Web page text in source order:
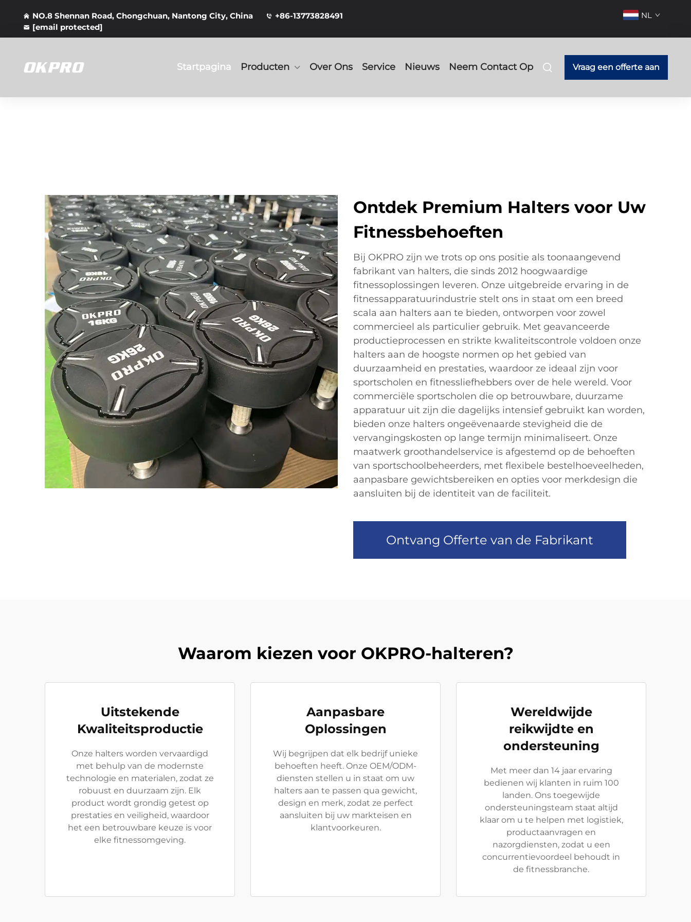
NO.8 Shennan Road, Chongchuan, Nantong City, China
+86-13773828491
[email protected]
NL
Startpagina Producten Over Ons Service Nieuws Neem Contact Op Vraag een offerte aan
Ontdek Premium Halters voor Uw
Fitnessbehoeften
Bij OKPRO zijn we trots op ons positie als toonaangevend
fabrikant van halters, die sinds 2012 hoogwaardige
fitnessoplossingen leveren. Onze uitgebreide ervaring in de
fitnessapparatuurindustrie stelt ons in staat om een breed
scala aan halters aan te bieden, ontworpen voor zowel
commercieel als particulier gebruik. Met geavanceerde
productieprocessen en strikte kwaliteitscontrole voldoen onze
halters aan de hoogste normen op het gebied van
duurzaamheid en prestaties, waardoor ze ideaal zijn voor
sportscholen en fitnessliefhebbers over de hele wereld. Voor
commerciële sportscholen die op betrouwbare, duurzame
apparatuur uit zijn die dagelijks intensief gebruikt kan worden,
bieden onze halters ongeëvenaarde stevigheid die de
vervangingskosten op lange termijn minimaliseert. Onze
maatwerk groothandelservice is afgestemd op de behoeften
van sportschoolbeheerders, met flexibele bestelhoeveelheden,
aanpasbare gewichtsbereiken en opties voor merkdesign die
aansluiten bij de identiteit van de faciliteit.
Ontvang Offerte van de Fabrikant
Waarom kiezen voor OKPRO-halteren?
Uitstekende
Kwaliteitsproductie
Onze halters worden vervaardigd
met behulp van de modernste
technologie en materialen, zodat ze
robuust en duurzaam zijn. Elk
product wordt grondig getest op
prestaties en veiligheid, waardoor
het een betrouwbare keuze is voor
elke fitnessomgeving.
Aanpasbare
Oplossingen
Wij begrijpen dat elk bedrijf unieke
behoeften heeft. Onze OEM/ODM-
diensten stellen u in staat om uw
halters aan te passen qua gewicht,
design en merk, zodat ze perfect
aansluiten bij uw markteisen en
klantvoorkeuren.
Wereldwijde
reikwijdte en
ondersteuning
Met meer dan 14 jaar ervaring
bedienen wij klanten in ruim 100
landen. Ons toegewijde
ondersteuningsteam staat altijd
klaar om u te helpen met logistiek,
productaanvragen en
nazorgdiensten, zodat u een
concurrentievoordeel behoudt in
de fitnessbranche.